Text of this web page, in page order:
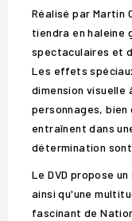
Réalisé par Martin
tiendra en haleine
spectaculaires et
Les effets
dimension
personnages, bien
entraînent dans
détermination sont
Le DVD propose
ainsi qu'une
fascinant de